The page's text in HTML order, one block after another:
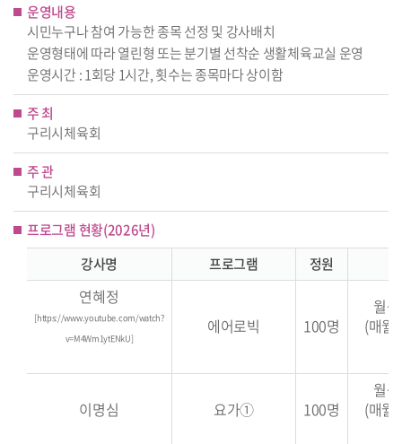
운영내용
시민누구나 참여 가능한 종목 선정 및 강사배치
운영형태에 따라 열린형 또는 분기별 선착순 생활체육교실 운영
운영시간 : 1회당 1시간, 횟수는 종목마다 상이함
주 최
구리시체육회
주 관
구리시체육회
프로그램 현황(2026년)
강사명
프로그램 정원
연혜정
[https://www.youtube.com/watch?
v=M4Wm1ytENkU]
에어로빅 100명
월~
(매월
이명심 요가① 100명
월~
(매월